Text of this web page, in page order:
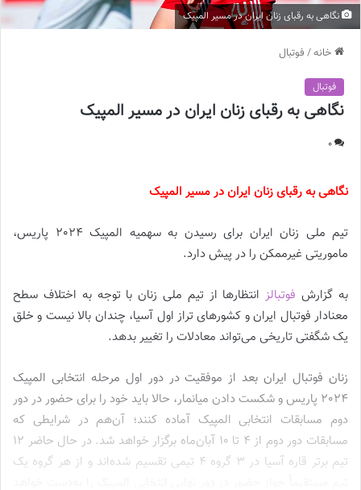
نگاهی به رقبای زنان ایران در مسیر المپیک
خانه/ فوتبال
فوتبال
نگاهی به رقبای زنان ایران در مسیر المپیک
0
نگاهی به رقبای زنان ایران در مسیر المپیک
تیم ملی زنان ایران برای رسیدن به سهمیه المپیک 2024 پاریس،
ماموریتی غیرممکن را در پیش دارد.
به گزارش فوتبالزانتظارها از تیم ملی زنان با توجه به اختلاف سطح
معنادار فوتبال ایران و کشورهای تراز اول آسیا، چندان بالا نیست و خلق
یک شگفتی تاریخی می‌تواند معادلات را تغییر بدهد.
زنان فوتبال ایران بعد از موفقیت در دور اول مرحله انتخابی المپیک
2024 پاریس و شکست دادن میانمار، حالا باید خود را برای حضور در دور
دوم مسابقات انتخابی المپیک آماده کنند؛ آن‌هم در شرایطی که
مسابقات دور دوم از 4 تا 10 آبان‌ماه برگزار خواهد شد. در حال حاضر 12
تیم برتر قاره آسیا در 3 گروه 4 تیمی تقسیم شده‌اند و از هر گروه یک